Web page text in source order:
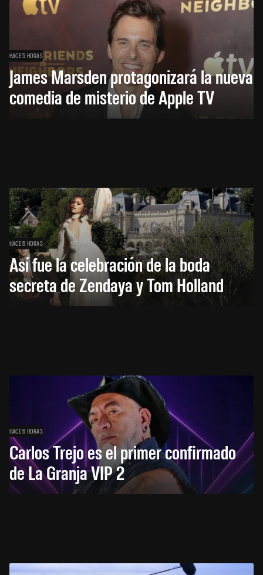
HACE 5 HORAS
James Marsden protagonizará la nueva
comedia de misterio de Apple TV
HACE 6 HORAS
Así fue la celebración de la boda
secreta de Zendaya y Tom Holland
HACE 6 HORAS
Carlos Trejo es el primer confirmado
de La Granja VIP 2